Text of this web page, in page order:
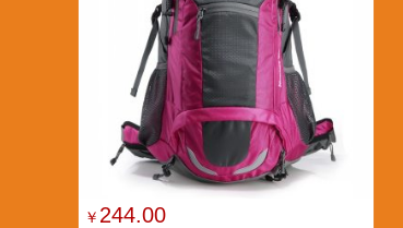
￥ 244.00